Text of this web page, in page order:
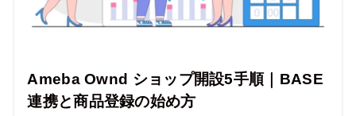
Ameba Ownd ショップ開設5手順｜BASE
連携と商品登録の始め方